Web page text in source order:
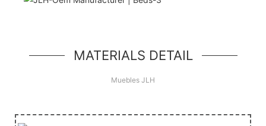
¡Hola Mundo!
MATERIALS DETAIL
Muebles JLH